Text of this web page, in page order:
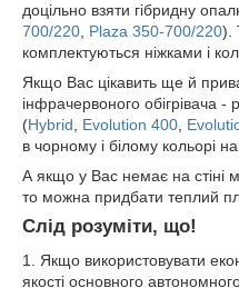
доцільно взяти гібридну
700/220 Plaza 350-700/220).
комплектуються ніжками і
Якщо Вас цікавить ще й
інфрачервоного обігрівача
(Hybrid Evolution 400
в чорному і білому кольорі на
А якщо у Вас немає на стіні
то можна придбати теплий
Слід розуміти, що!
1. Якщо використовувати
якості основного